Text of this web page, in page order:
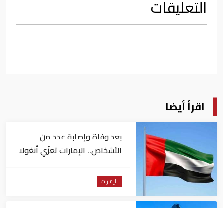
التعليقات
اقرأ أيضا
بعد وفاة وإصابة عدد من
الأشخاص.. الإمارات تعزّي أنغولا
الإمارات